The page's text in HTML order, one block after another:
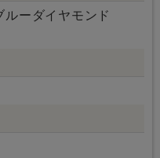
ルーダイヤモンド